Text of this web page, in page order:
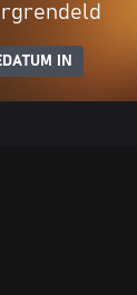
IN